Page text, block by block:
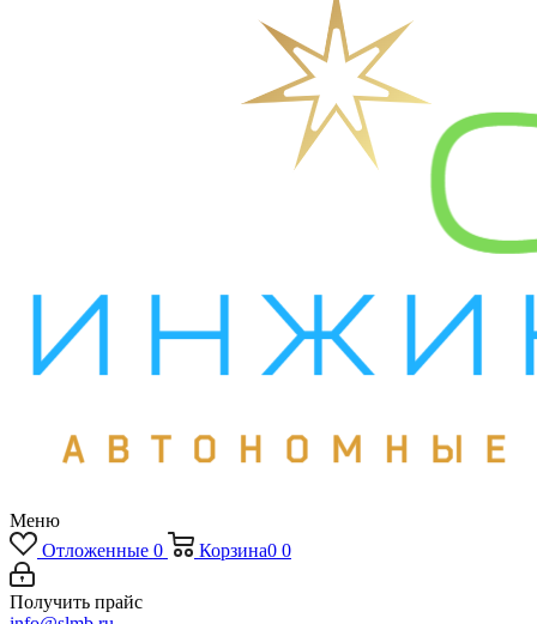
Меню
Отложенные 0 Корзина0 0
Получить прайс